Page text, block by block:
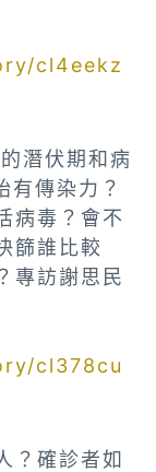
cl4eekz
潛伏期和病
有傳染力？
病毒？會不
篩誰比較
專訪謝思民
cl378cu
？確診者如